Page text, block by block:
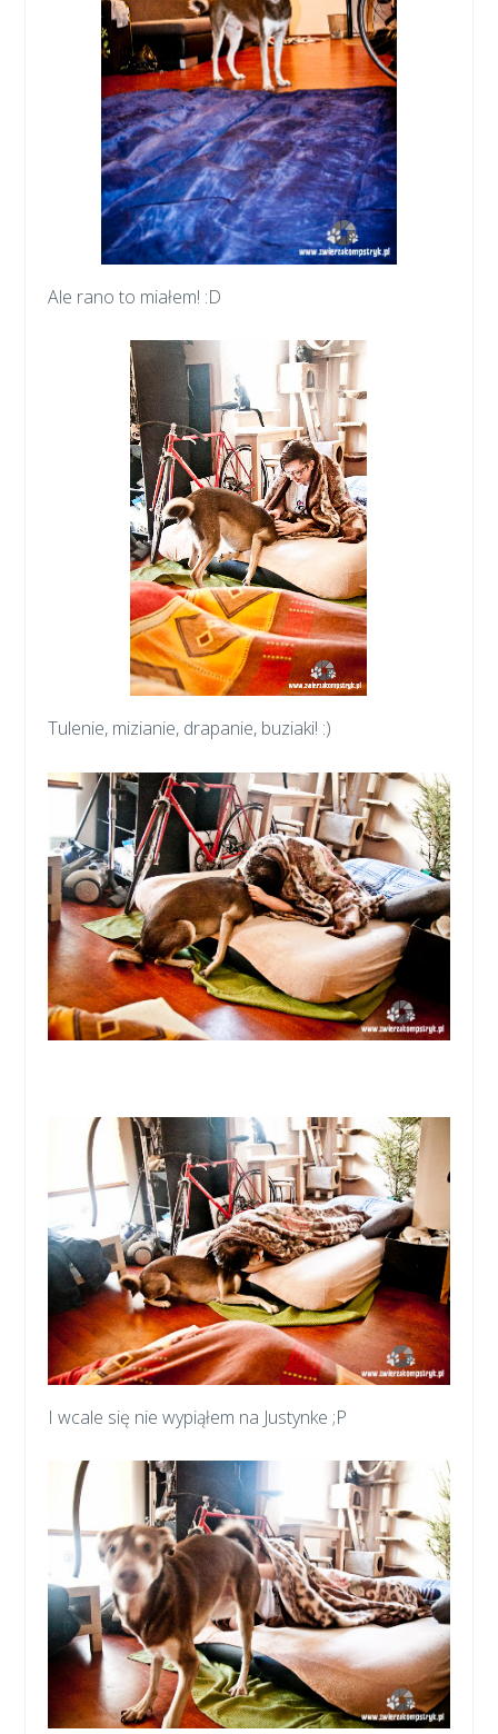
Ale rano to miałem! :D
Tulenie, mizianie, drapanie, buziaki! :)
I wcale się nie wypiąłem na Justynke ;P